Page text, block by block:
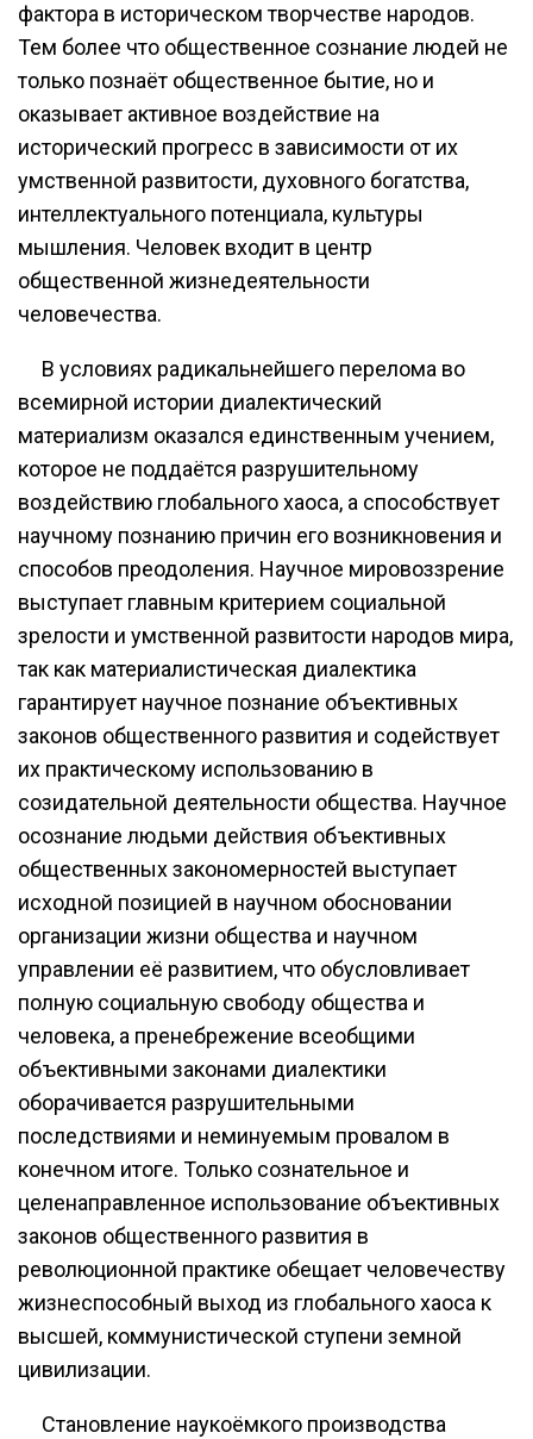
фактора в историческом творчестве народов.
Тем более что общественное сознание людей не
только познаёт общественное бытие, но и
оказывает активное воздействие на
исторический прогресс в зависимости от их
умственной развитости, духовного богатства,
интеллектуального потенциала, культуры
мышления. Человек входит в центр
общественной жизнедеятельности
человечества.
В условиях радикальнейшего перелома во
всемирной истории диалектический
материализм оказался единственным учением,
которое не поддаётся разрушительному
воздействию глобального хаоса, а способствует
научному познанию причин его возникновения и
способов преодоления. Научное мировоззрение
выступает главным критерием социальной
зрелости и умственной развитости народов мира,
так как материалистическая диалектика
гарантирует научное познание объективных
законов общественного развития и содействует
их практическому использованию в
созидательной деятельности общества. Научное
осознание людьми действия объективных
общественных закономерностей выступает
исходной позицией в научном обосновании
организации жизни общества и научном
управлении её развитием, что обусловливает
полную социальную свободу общества и
человека, а пренебрежение всеобщими
объективными законами диалектики
оборачивается разрушительными
последствиями и неминуемым провалом в
конечном итоге. Только сознательное и
целенаправленное использование объективных
законов общественного развития в
революционной практике обещает человечеству
жизнеспособный выход из глобального хаоса к
высшей, коммунистической ступени земной
цивилизации.
Становление наукоёмкого производства